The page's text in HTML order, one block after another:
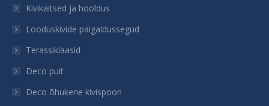
Kivikaitsed ja hooldus
Looduskivide paigaldussegud
Terassiklaasid
Deco puit
Deco õhukene kivispoon